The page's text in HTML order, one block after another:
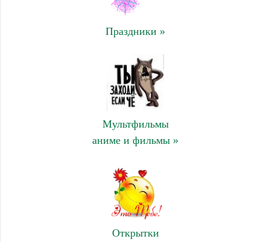
Праздники »
Мультфильмы
аниме и фильмы »
Открытки